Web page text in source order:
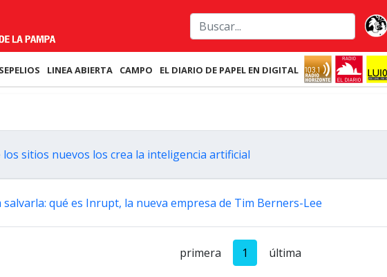
SEPELIOS LINEA ABIERTA CAMPO EL DIARIO DE PAPEL EN DIGITAL
sitios nuevos los crea la inteligencia artificial
qué es Inrupt, la nueva empresa de Tim Berners-Lee
primera 1 última